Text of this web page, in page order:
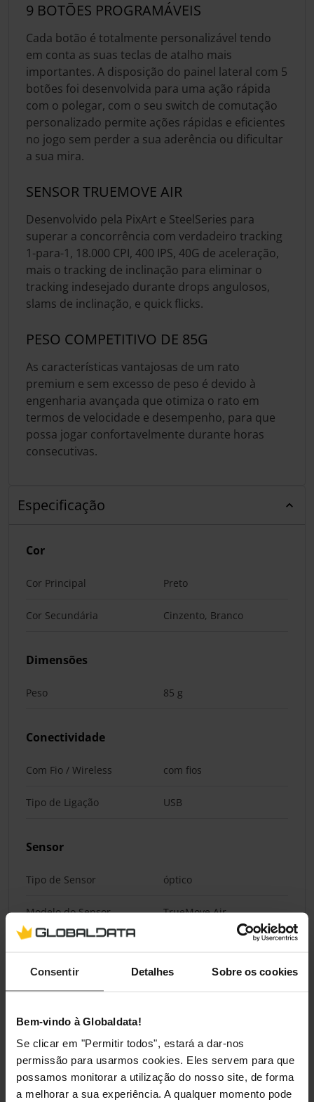
Consentir Detalhes Sobre os cookies
Bem-vindo à Globaldata!
Se clicar em "Permitir todos", estará a dar-nos
permissão para usarmos cookies. Eles servem para que
possamos monitorar a utilização do nosso site, de forma
a melhorar a sua experiência. A qualquer momento pode
9 BOTÕES PROGRAMÁVEIS
Cada botão é totalmente personalizável tendo
em conta as suas teclas de atalho mais
importantes. A disposição do painel lateral com 5
botões foi desenvolvida para uma ação rápida
com o polegar, com o seu switch de comutação
personalizado permite ações rápidas e eficientes
no jogo sem perder a sua aderência ou dificultar
a sua mira.
SENSOR TRUEMOVE AIR
Desenvolvido pela PixArt e SteelSeries para
superar a concorrência com verdadeiro tracking
1-para-1, 18.000 CPI, 400 IPS, 40G de aceleração,
mais o tracking de inclinação para eliminar o
tracking indesejado durante drops angulosos,
slams de inclinação, e quick flicks.
PESO COMPETITIVO DE 85G
As características vantajosas de um rato
premium e sem excesso de peso é devido à
engenharia avançada que otimiza o rato em
termos de velocidade e desempenho, para que
possa jogar confortavelmente durante horas
consecutivas.
Especificação
Cor
Cor Principal Preto
Cor Secundária Cinzento, Branco
Dimensões
Peso 85 g
Conectividade
Com Fio / Wireless com fios
Tipo de Ligação USB
Sensor
Tipo de Sensor óptico
Modelo do Sensor TrueMove Air
DPI Máximo 18000 DPI
Ergonomia
Layout do Rato destro